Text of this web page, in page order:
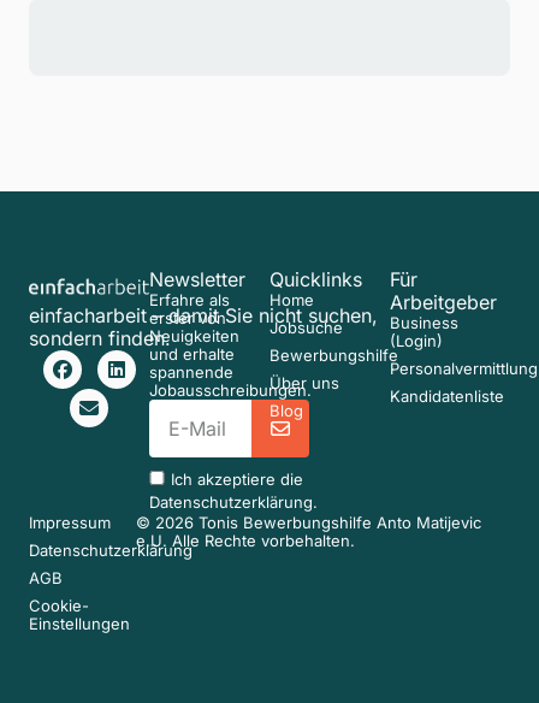
einfacharbeit – damit Sie nicht suchen,
sondern finden.
Quicklinks
Home
Jobsuche
Bewerbungshilfe
Über uns
Blog
Für
Arbeitgeber
Business
(Login)
Personalvermittlung
Kandidatenliste
Newsletter
Erfahre als
erster von
Neuigkeiten
und erhalte
spannende
Jobausschreibungen.
Ich akzeptiere die
Datenschutzerklärung.
© 2026 Tonis Bewerbungshilfe Anto Matijevic
e.U. Alle Rechte vorbehalten.
Impressum
Datenschutzerklärung
AGB
Cookie-
Einstellungen